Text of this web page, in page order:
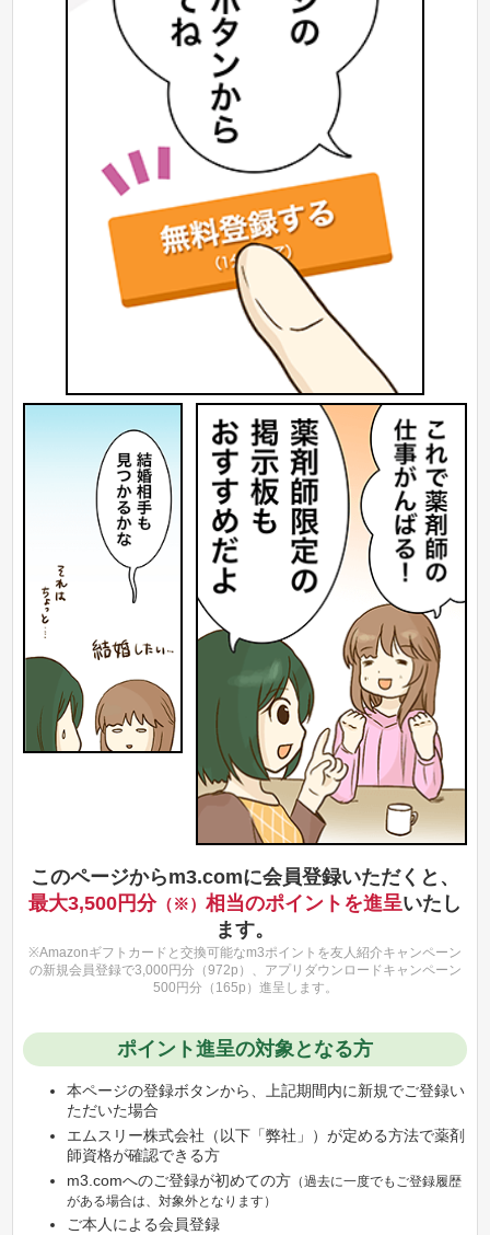
このページからm3.comに会員登録いただくと、
最大3,500円分（※） 相当のポイントを進呈いたし
ます。
※Amazonギフトカードと交換可能なm3ポイントを友人紹介キャンペーン
の新規会員登録で3,000円分（972p）、アプリダウンロードキャンペーン
500円分（165p）進呈します。
ポイント進呈の対象となる方
本ページの登録ボタンから、上記期間内に新規でご登録い
ただいた場合
エムスリー株式会社（以下「弊社」）が定める方法で薬剤
師資格が確認できる方
m3.comへのご登録が初めての方 （過去に一度でもご登録履歴
がある場合は、対象外となります）
ご本人による会員登録